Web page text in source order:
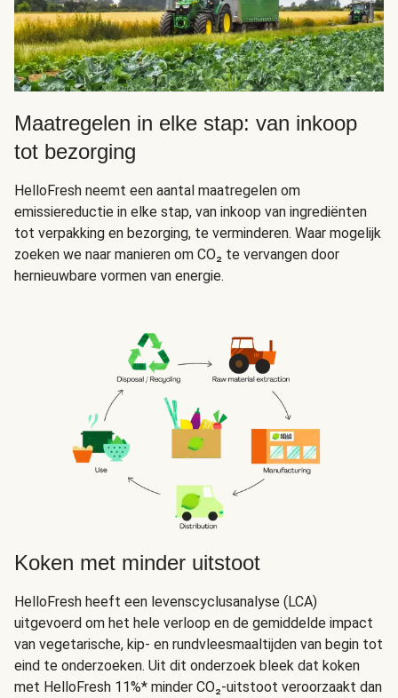
Maatregelen in elke stap: van inkoop
tot bezorging
HelloFresh neemt een aantal maatregelen om
emissiereductie in elke stap, van inkoop van ingrediënten
tot verpakking en bezorging, te verminderen. Waar mogelijk
zoeken we naar manieren om CO₂ te vervangen door
hernieuwbare vormen van energie.
Koken met minder uitstoot
HelloFresh heeft een levenscyclusanalyse (LCA)
uitgevoerd om het hele verloop en de gemiddelde impact
van vegetarische, kip- en rundvleesmaaltijden van begin tot
eind te onderzoeken. Uit dit onderzoek bleek dat koken
met HelloFresh 11%* minder CO₂-uitstoot veroorzaakt dan